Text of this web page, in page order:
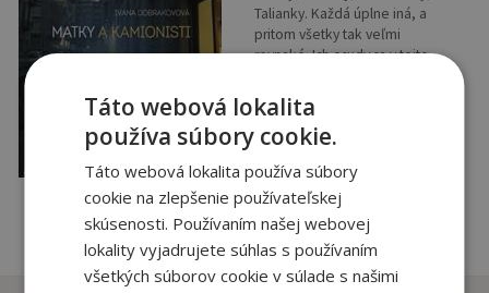
3,95
Talianky. Každá úplne iná, a
pritom všetky tak veľmi
rovnaké. Ich osudy sa v tejto
pridať do košíka
Táto webová lokalita
používa súbory cookie.
Táto webová lokalita používa súbory
cookie na zlepšenie používateľskej
skúsenosti. Používaním našej webovej
lokality vyjadrujete súhlas s používaním
všetkých súborov cookie v súlade s našimi